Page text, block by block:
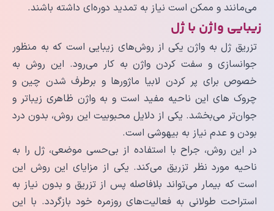
می‌مانند و ممکن است نیاز به تمدید دوره‌ای داشته باشند.
زیبایی واژن با ژل
تزریق ژل به واژن یکی از روش‌های زیبایی است که به منظور
جوانسازی و سفت کردن واژن به کار می‌رود. این روش به
خصوص برای پر کردن لابیا ماژورها و برطرف شدن چین و
چروک های این ناحیه مفید است و به واژن ظاهری زیباتر و
جوان‌تر می‌بخشد. یکی از دلایل محبوبیت این روش، بدون درد
بودن و عدم نیاز به بیهوشی است.
در این روش، جراح با استفاده از بی‌حسی موضعی، ژل را به
ناحیه مورد نظر تزریق می‌کند. یکی از مزایای این روش این
است که بیمار می‌تواند بلافاصله پس از تزریق و بدون نیاز به
استراحت طولانی به فعالیت‌های روزمره خود بازگردد. با این